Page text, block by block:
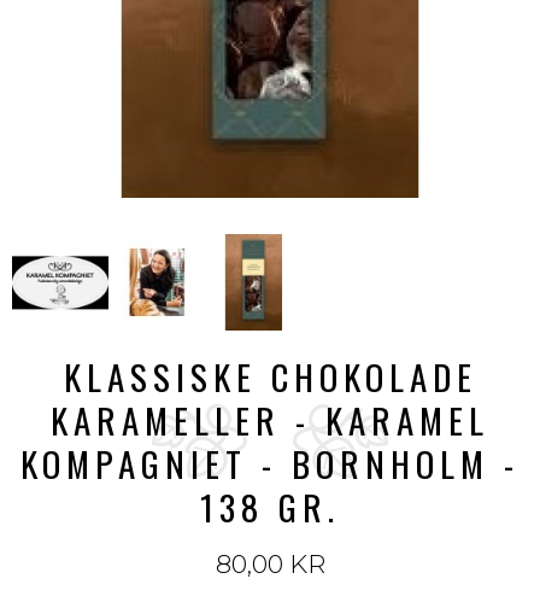
KLASSISKE CHOKOLADE
KARAMELLER - KARAMEL
KOMPAGNIET - BORNHOLM -
138 GR.
80,00 KR